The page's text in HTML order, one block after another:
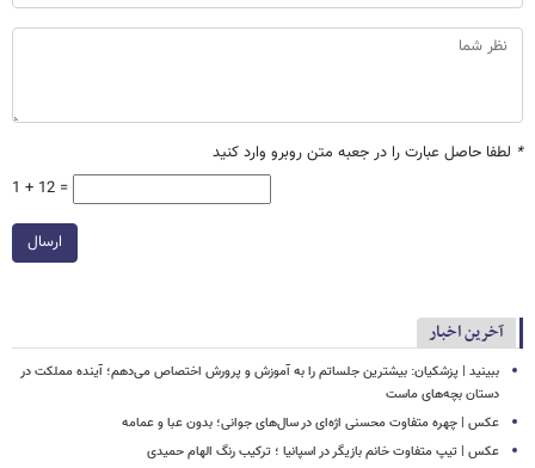
* لطفا حاصل عبارت را در جعبه متن روبرو وارد کنید
1 + 12 =
ارسال
آخرین اخبار
ببینید | پزشکیان: بیشترین جلساتم را به آموزش و پرورش اختصاص می‌دهم؛ آینده مملکت در
دستان بچه‌های ماست
عکس | چهره متفاوت محسنی اژه‌ای در سال‌های جوانی؛ بدون عبا و عمامه
عکس | تیپ متفاوت خانم بازیگر در اسپانیا ؛ ترکیب رنگ الهام حمیدی